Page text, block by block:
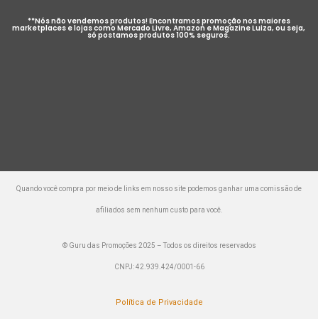
**Nós não vendemos produtos! Encontramos promoção nos maiores
marketplaces e lojas como Mercado Livre, Amazon e Magazine Luiza, ou seja,
só postamos produtos 100% seguros.
Quando você compra por meio de links em nosso site podemos ganhar uma comissão de
afiliados sem nenhum custo para você.
© Guru das Promoções 2025 – Todos os direitos reservados
CNPJ: 42.939.424/0001-66
Política de Privacidade